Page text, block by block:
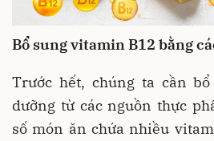
Bổ sung vitamin B12 bằng
Trước hết, chúng ta cần
dưỡng từ các nguồn thực
số món ăn chứa nhiều